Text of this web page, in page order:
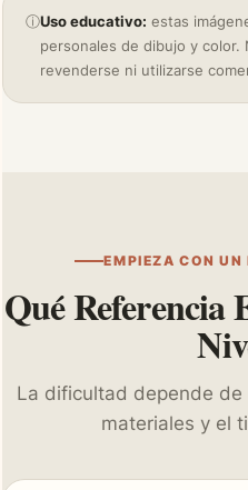
ⓘUso educativo: estas
personales de dibujo y
revenderse ni utilizarse
EMPIEZA CON
Qué Referencia
La dificultad depende
materiales y el